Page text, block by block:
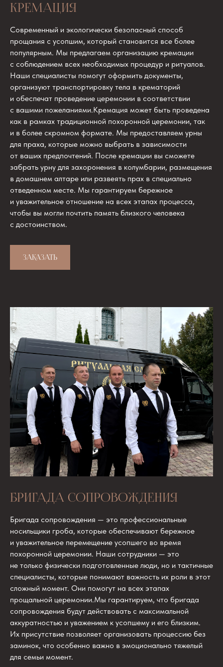
КРЕМАЦИЯ
Современный и экологически безопасный способ
прощания с усопшим, который становится все более
популярным. Мы предлагаем организацию кремации
с соблюдением всех необходимых процедур и ритуалов.
Наши специалисты помогут оформить документы,
организуют транспортировку тела в крематорий
и обеспечат проведение церемонии в соответствии
с вашими пожеланиями.Кремация может быть проведена
как в рамках традиционной похоронной церемонии, так
и в более скромном формате. Мы предоставляем урны
для праха, которые можно выбрать в зависимости
от ваших предпочтений. После кремации вы сможете
забрать урну для захоронения в колумбарии, размещения
в домашнем алтаре или развеять прах в специально
отведенном месте. Мы гарантируем бережное
и уважительное отношение на всех этапах процесса,
чтобы вы могли почтить память близкого человека
с достоинством.
ЗАКАЗАТЬ
БРИГАДА СОПРОВОЖДЕНИЯ
Бригада сопровождения — это профессиональные
носильщики гроба, которые обеспечивают бережное
и уважительное перемещение усопшего во время
похоронной церемонии. Наши сотрудники — это
не только физически подготовленные люди, но и тактичные
специалисты, которые понимают важность их роли в этот
сложный момент. Они помогут на всех этапах
прощальной церемонии.Мы гарантируем, что бригада
сопровождения будут действовать с максимальной
аккуратностью и уважением к усопшему и его близким.
Их присутствие позволяет организовать процессию без
заминок, что особенно важно в эмоционально тяжелый
для семьи момент.